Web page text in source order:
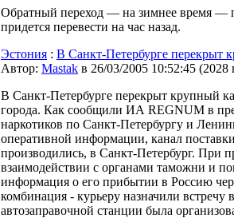
Обратный переход — на зимнее время —
придется перевести на час назад.
Эстония : В Санкт-Петербурге перекрыт
Автор: Мastak в 26/03/2005 10:52:45 (2028
В Санкт-Петербурге перекрыт крупный
города. Как сообщили ИА REGNUM в
наркотиков по Санкт-Петербургу и
оперативной информации, канал
производились, в Санкт-Петербург. При
взаимодействии с органами таможни и
информация о его прибытии в Россию
комбинация - курьеру назначили встречу
автозаправочной станции была